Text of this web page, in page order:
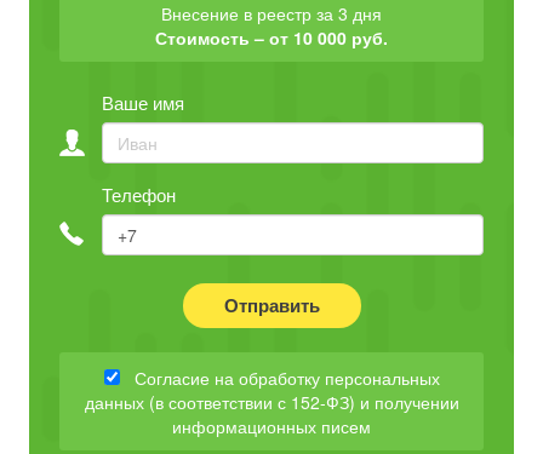
Внесение в реестр за 3 дня
Стоимость – от 10 000 руб.
Ваше имя
Телефон
Отправить
Согласие на обработку персональных
данных (в соответствии с 152-ФЗ) и получении
информационных писем